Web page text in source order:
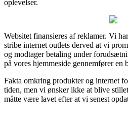
oplevelser.
Websitet finansieres af reklamer. Vi
stribe internet outlets derved at vi
og modtager betaling under
på vores hjemmeside gennemfører en
Fakta omkring produkter og internet
tiden, men vi ønsker ikke at blive
måtte være lavet efter at vi senest